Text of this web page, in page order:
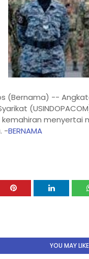
(Bernama) --
menyertai
-BERNAMA
YOU MAY